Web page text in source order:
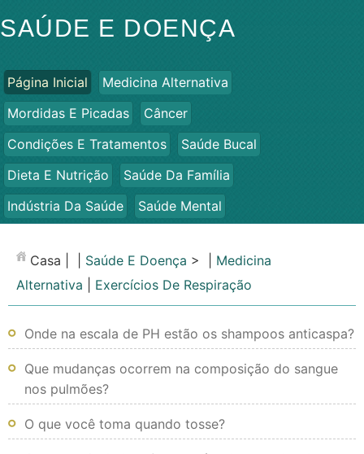
SAÚDE E DOENÇA
Página Inicial
Medicina Alternativa
Mordidas E Picadas
Câncer
Condições E Tratamentos
Saúde Bucal
Dieta E Nutrição
Saúde Da Família
Indústria Da Saúde
Saúde Mental
SaúdeCasa Saúde E Doença > | Medicina
Alternativa
Exercícios De Respiração
Onde na escala de PH estão os shampoos anticaspa?
Que mudanças ocorrem na composição do sangue
nos pulmões?
O que você toma quando tosse?